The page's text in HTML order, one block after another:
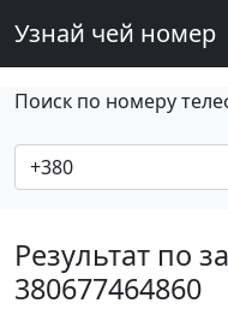
Узнай чей номер
Поиск по номеру
Результат по
380677464860